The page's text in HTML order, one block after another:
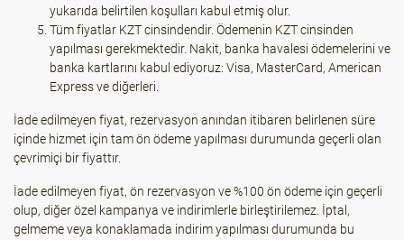
yukarıda belirtilen koşulları kabul etmiş olur.
Tüm fiyatlar KZT cinsindendir. Ödemenin KZT cinsinden
yapılması gerekmektedir. Nakit, banka havalesi ödemelerini ve
banka kartlarını kabul ediyoruz: Visa, MasterCard, American
Express ve diğerleri.
İade edilmeyen fiyat, rezervasyon anından itibaren belirlenen süre
içinde hizmet için tam ön ödeme yapılması durumunda geçerli olan
çevrimiçi bir fiyattır.
İade edilmeyen fiyat, ön rezervasyon ve %100 ön ödeme için geçerli
olup, diğer özel kampanya ve indirimlerle birleştirilemez. İptal,
gelmeme veya konaklamada indirim yapılması durumunda bu